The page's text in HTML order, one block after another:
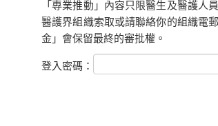
「專業推動」內容只限醫生及醫護人
醫護界組織索取或請聯絡你的組織電
金」會保留最終的審批權。
登入密碼：